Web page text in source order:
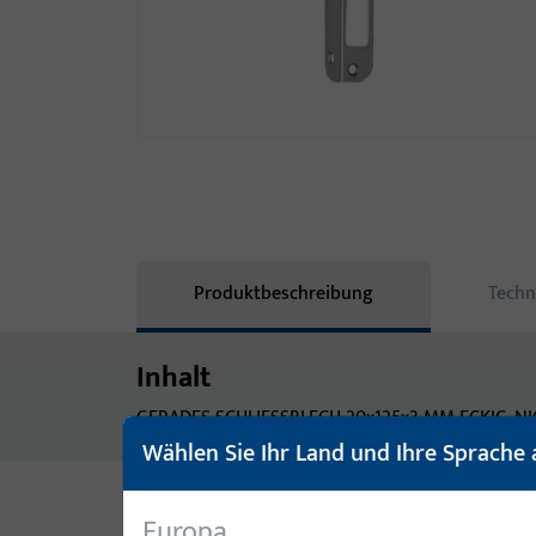
Produktbeschreibung
Inhalt
GERADES SCHLIESSBLECH 20x125x3 MM ECKIG,
Wählen Sie Ihr Land und Ihre Sprache